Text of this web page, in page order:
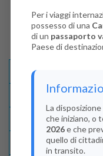
Per i viaggi
possesso di una
di un passaporto
Paese di
La
che iniziano, o
2026e che
quello di
in transito.